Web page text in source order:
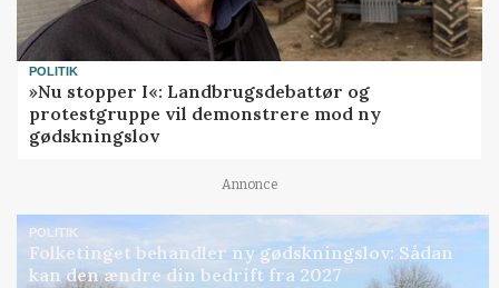
POLITIK
»Nu stopper I«: Landbrugsdebattør og
protestgruppe vil demonstrere mod ny
gødskningslov
Annonce
POLITIK
Folketinget behandler ny gødskningslov: Sådan
kan den ændre din bedrift fra 2027